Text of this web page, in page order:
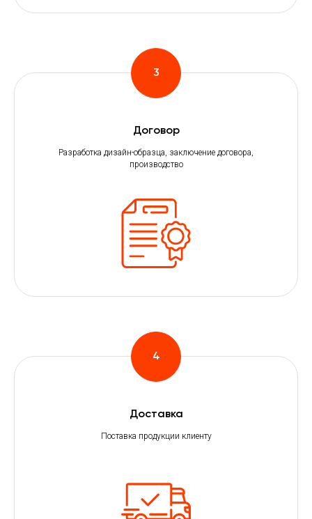
Договор
Разработка дизайн-образца, заключение договора,
производство
Доставка
Поставка продукции клиенту